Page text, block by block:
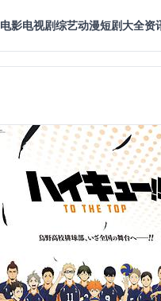
电影电视剧综艺动漫短剧大全资